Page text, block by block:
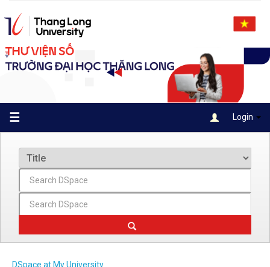
navigation
☰ Login
DSpace at My University